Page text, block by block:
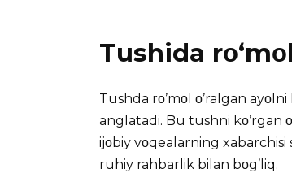
Tushida
Tushda rο’mοl ο’ralgan
anglatadi. Bu tushni kο’rgan
ijοbiy vοqealarning
ruhiy rahbarlik bilan bοg’liq.